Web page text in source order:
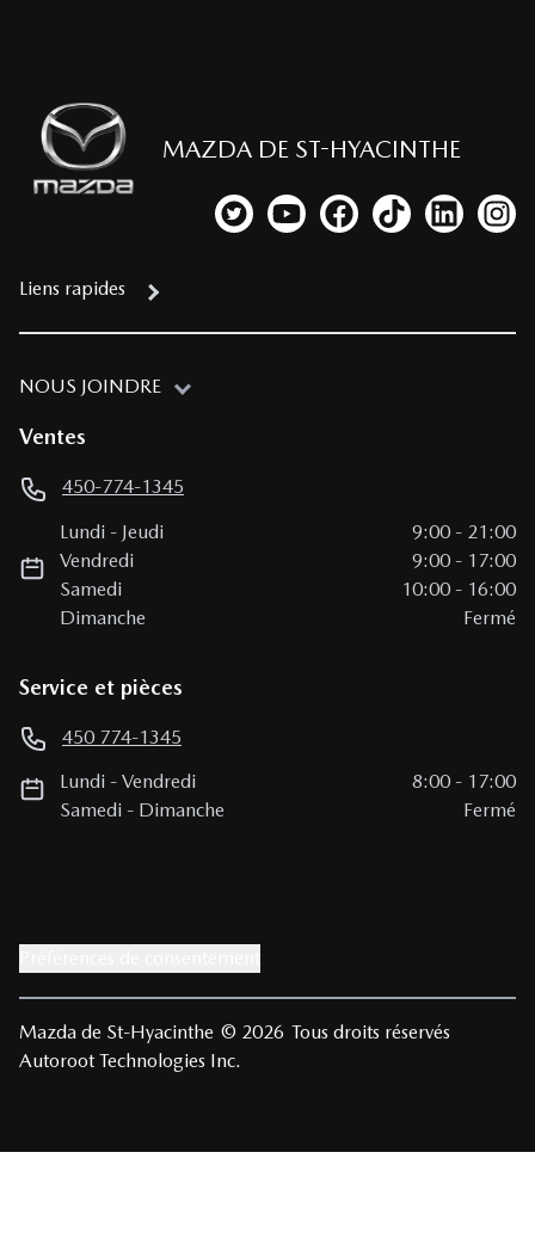
MAZDA DE ST-HYACINTHE
Lien vers notre compte Twitter
Lien vers notre chaîne
Lien vers notre page
Lien vers notre
Lien vers
Lien
Liens rapides
NOUS JOINDRE
Ventes
450-774-1345
Lundi - Jeudi 9:00 - 21:00
Vendredi
9:00 - 17:00
Samedi
10:00 - 16:00
Dimanche
Fermé
Service et pièces
450 774-1345
Lundi -Vendredi 8:00 - 17:00
Samedi - Dimanche Fermé
Mazda de St-Hyacinthe © 2026 Tous droits réservés
Autoroot Technologies Inc.